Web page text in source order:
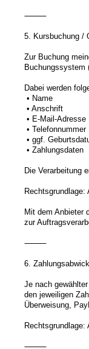
⸻
5. Kursbuchung /
Zur Buchung
Buchungssystem
Dabei werden
• Name
• Anschrift
• E-Mail-Adresse
• Telefonnummer
• ggf.
• Zahlungsdaten
Die Verarbeitung
Mit dem Anbieter
zur
⸻
6.
Je nach
den jeweiligen
Überweisung,
⸻